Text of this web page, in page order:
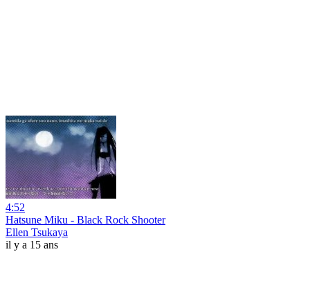
4:52
Hatsune Miku - Black Rock Shooter
Ellen Tsukaya
il y a 15 ans